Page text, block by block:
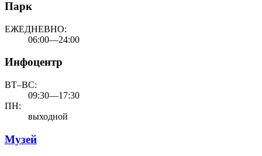
Парк
ЕЖЕДНЕВНО:
06:00—24:00
Инфоцентр
ВТ–ВС:
09:30—17:30
ПН:
выходной
Музей